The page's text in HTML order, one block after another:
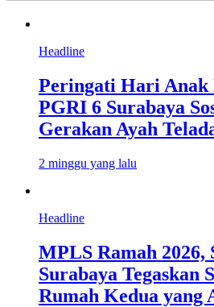
Headline
Peringati Hari Anak
PGRI 6 Surabaya
Gerakan Ayah
2 minggu yang lalu
Headline
MPLS Ramah 2026,
Surabaya Tegaskan
Rumah Kedua yang